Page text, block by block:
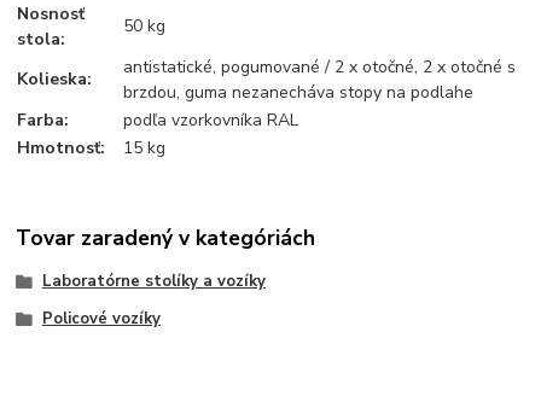
Nosnosť
stola:
50 kg
Kolieska:
antistatické, pogumované / 2 x otočné, 2 x otočné s
brzdou, guma nezanecháva stopy na podlahe
Farba:
podľa vzorkovníka RAL
Hmotnosť:
15 kg
Tovar zaradený v kategóriách
Laboratórne stolíky a vozíky
Policové vozíky